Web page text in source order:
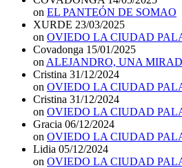
on EL PANTEÓN DE SOMAO
XURDE 23/03/2025
on OVIEDO LA CIUDAD
Covadonga 15/01/2025
on ALEJANDRO, UNA
Cristina 31/12/2024
on OVIEDO LA CIUDAD
Cristina 31/12/2024
on OVIEDO LA CIUDAD
Gracia 06/12/2024
on OVIEDO LA CIUDAD
Lidia 05/12/2024
on OVIEDO LA CIUDAD